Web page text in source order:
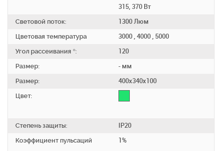
315, 370 Вт
Световой поток:
1300 Люм
Цветовая температура
3000 , 4000 , 5000
Угол рассеивания °:
120
Размер:
- мм
Размер:
400х340х100
Цвет:
Степень защиты:
IP20
Коэффициент пульсаций
1%